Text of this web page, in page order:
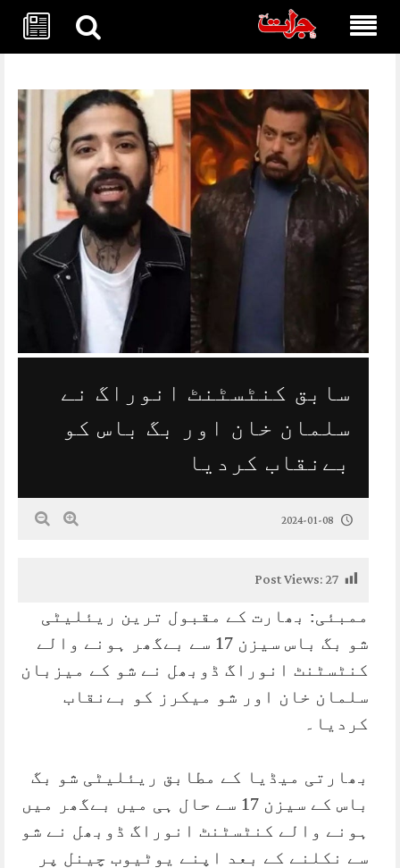
سابق کنٹسٹنٹ انوراگ نے
سلمان خان اور بگ باس کو
بےنقاب کردیا
2024-01-08
Post Views:27
ممبئی: بھارت کے مقبول ترین ریئلیٹی
شو بگ باس سیزن 17 سے بےگھر ہونے والے
کنٹسٹنٹ انوراگ ڈوبھل نے شو کے میزبان
سلمان خان اور شو میکرز کو بےنقاب
کردیا۔
بھارتی میڈیا کے مطابق ریئلیٹی شو بگ
باس کے سیزن 17 سے حال ہی میں بےگھر میں
ہونے والے کنٹسٹنٹ انوراگ ڈوبھل نے شو
سے نکلنے کے بعد اپنے یوٹیوب چینل پر